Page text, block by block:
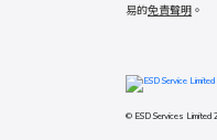
易的免責聲明 。
© ESD Services